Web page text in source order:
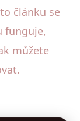
článku se
funguje,
můžete